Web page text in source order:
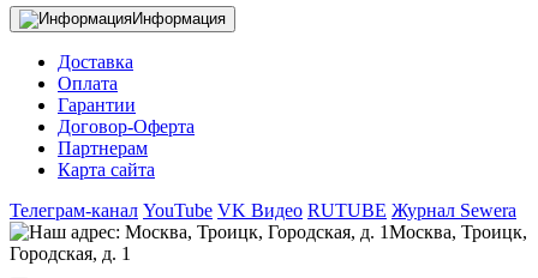
Информация
Доставка
Оплата
Гарантии
Договор-Оферта
Партнерам
Карта сайта
Телеграм-канал YouTube VK Видео RUTUBE Журнал Sewera
Москва, Троицк,
Городская, д. 1